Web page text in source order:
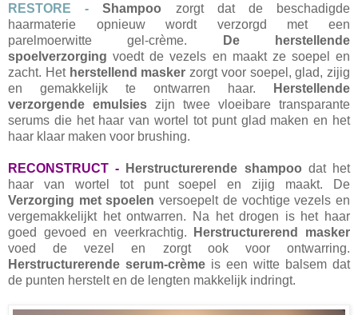
RESTORE - Shampoo zorgt dat de beschadigde
haarmaterie opnieuw wordt verzorgd met een
parelmoerwitte gel-crème.
De herstellende
spoelverzorging voedt de vezels en maakt ze soepel en
zacht. Het herstellend masker zorgt voor soepel, glad, zijig
en gemakkelijk te ontwarren haar.
Herstellende
verzorgende emulsies zijn twee vloeibare transparante
serums die het haar van wortel tot punt glad maken en het
haar klaar maken voor brushing.
RECONSTRUCT - Herstructurerende shampoo dat het
haar van wortel tot punt soepel en zijig maakt. De
Verzorging met spoelen versoepelt de vochtige vezels en
vergemakkelijkt het ontwarren. Na het drogen is het haar
goed gevoed en veerkrachtig.
Herstructurerend masker
voed de vezel en zorgt ook voor ontwarring.
Herstructurerende serum-crème is een witte balsem dat
de punten herstelt en de lengten makkelijk indringt.